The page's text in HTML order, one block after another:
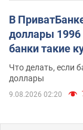
В
доллары
банки такие
Что делать, если
доллары
9.08.2026 02:20